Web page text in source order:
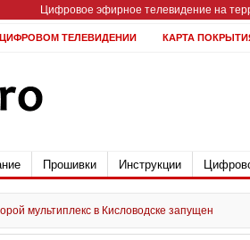
Цифровое эфирное телевидение на
ТЕЛЕВИДЕНИИ КАРТА
Прошивки Инструкции
мультиплекс в Кисловодске запущен